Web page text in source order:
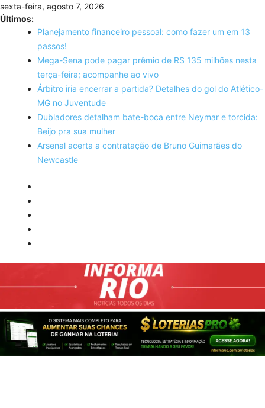
Skip
to
content
sexta-feira, agosto 7, 2026
Últimos:
Planejamento financeiro pessoal: como fazer um em 13
passos!
Mega-Sena pode pagar prêmio de R$ 135 milhões nesta
terça-feira; acompanhe ao vivo
Árbitro iria encerrar a partida? Detalhes do gol do Atlético-
MG no Juventude
Dubladores detalham bate-boca entre Neymar e torcida:
Beijo pra sua mulher
Arsenal acerta a contratação de Bruno Guimarães do
Newcastle